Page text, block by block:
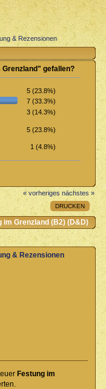
& Rezensionen
gefallen?
5 (23.8%)
7 (33.3%)
3 (14.3%)
5 (23.8%)
1 (4.8%)
« vorheriges nächstes »
DRUCKEN
im Grenzland (B2) (D&D)
& Rezensionen
Festung im